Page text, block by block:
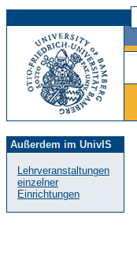
Außerdem im UnivIS
Lehrveranstaltungen
einzelner
Einrichtungen